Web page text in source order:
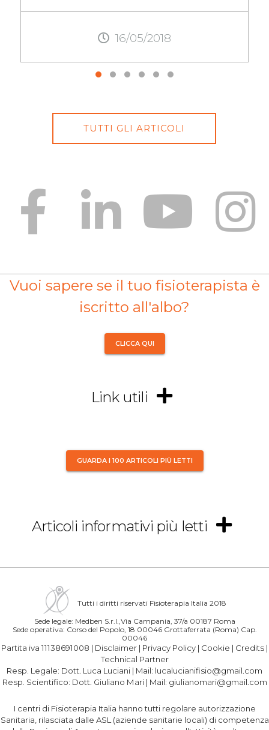
migliorare e ...
16/05/2018
TUTTI GLI ARTICOLI
Vuoi sapere se il tuo fisioterapista è
iscritto all'albo?
CLICCA QUI
Link utili
GUARDA I 100 ARTICOLI PIÙ LETTI
Articoli informativi più letti
Tutti i diritti riservati Fisioterapia Italia 2018
Sede legale: Medben S.r.l.,Via Campania, 37/a 00187 Roma
Sede operativa: Corso del Popolo, 18 00046 Grottaferrata (Roma) Cap.
00046
Partita iva 11138691008 | Disclaimer | Privacy Policy | Cookie | Credits |
Technical Partner
Resp. Legale: Dott. Luca Luciani | Mail: lucalucianifisio@gmail.com
Resp. Scientifico: Dott. Giuliano Mari| Mail: giulianomari@gmail.com
I centri di Fisioterapia Italia hanno tutti regolare autorizzazione
Sanitaria, rilasciata dalle ASL (aziende sanitarie locali) di competenza